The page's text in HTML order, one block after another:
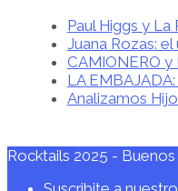
Paul Higgs y
Juana Rozas:
CAMIONERO
LA
Analizamos
Rocktails 2025 - Buenos